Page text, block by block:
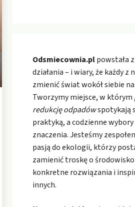
Odsmiecownia.plpowstała
działania – i wiary, że każdy z
zmienić świat wokół siebie
Tworzymy miejsce, w którym
redukcję odpadówspotykają
praktyką, a codzienne
znaczenia. Jesteśmy
pasją do ekologii, którzy
zamienić troskę o
konkretne rozwiązania i
innych.